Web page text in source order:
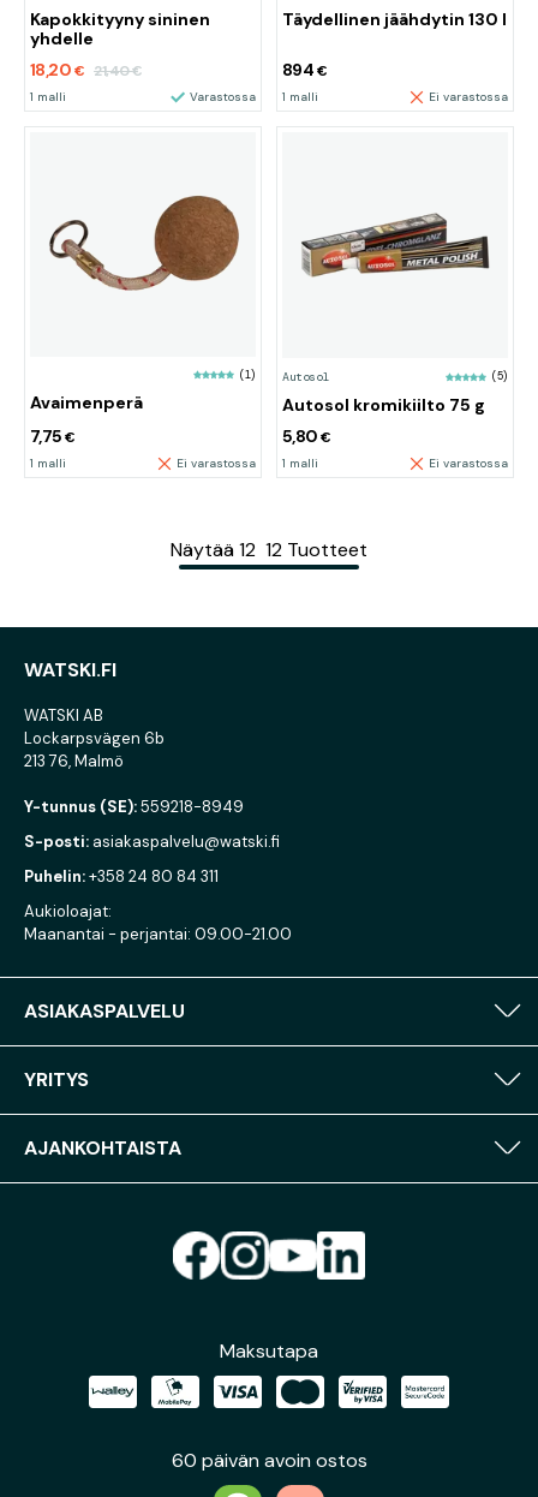
Kapokkityyny sininen
yhdelle
18,20 € 21,40€
1 malli Varastossa
Täydellinen jäähdytin 130 l
894 €
1 malli Ei varastossa
(1)
Avaimenperä
7,75€
1 malli Ei varastossa
Autosol (5)
Autosol kromikiilto 75 g
5,80€
1 malli Ei varastossa
Näytää12 12 Tuotteet
WATSKI.FI
WATSKI AB
Lockarpsvägen 6b
213 76, Malmö
Y-tunnus (SE):559218-8949
S-posti: asiakaspalvelu@watski.fi
Puhelin:+358 24 80 84 311
Aukioloajat:
Maanantai - perjantai: 09.00-21.00
ASIAKASPALVELU
YRITYS
AJANKOHTAISTA
Maksutapa
60 päivän avoin ostos